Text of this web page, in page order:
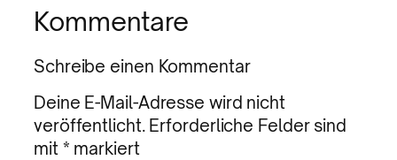
Kommentare
Schreibe einen Kommentar
Deine E-Mail-Adresse wird nicht
veröffentlicht. Erforderliche Felder sind
mit * markiert